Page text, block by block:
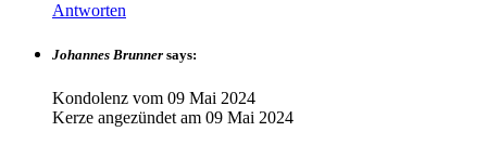
Antworten
Johannes Brunner says:
Kondolenz vom 09 Mai 2024
Kerze angezündet am 09 Mai 2024